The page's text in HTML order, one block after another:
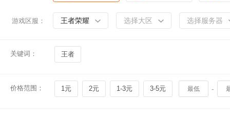
游戏区服： 王者荣耀 选择大区 选择服务器
关键词： 王者
价格范围： 1元 2元 1-3元 3-5元 -